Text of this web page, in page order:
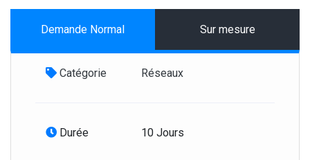
Demande Normal Sur mesure
Catégorie Réseaux
Durée 10 Jours